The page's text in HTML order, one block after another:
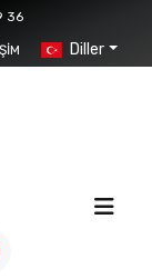
36
Diller